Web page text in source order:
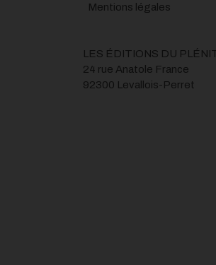
Mentions légales
LES ÉDITIONS DU
24 rue Anatole France
92300 Levallois-Perret